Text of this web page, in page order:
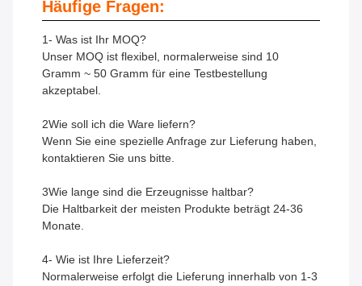
Häufige Fragen:
1- Was ist Ihr MOQ?
Unser MOQ ist flexibel, normalerweise sind 10
Gramm ~ 50 Gramm für eine Testbestellung
akzeptabel.
2Wie soll ich die Ware liefern?
Wenn Sie eine spezielle Anfrage zur Lieferung haben,
kontaktieren Sie uns bitte.
3Wie lange sind die Erzeugnisse haltbar?
Die Haltbarkeit der meisten Produkte beträgt 24-36
Monate.
4- Wie ist Ihre Lieferzeit?
Normalerweise erfolgt die Lieferung innerhalb von 1-3